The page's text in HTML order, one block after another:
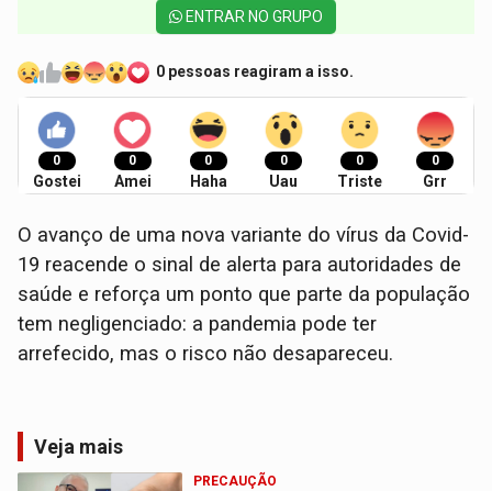
ENTRAR NO GRUPO
0 pessoas reagiram a isso.
0
Gostei
0
Amei
0
Haha
0
Uau
0
Triste
0
Grr
O avanço de uma nova variante do vírus da Covid-
19 reacende o sinal de alerta para autoridades de
saúde e reforça um ponto que parte da população
tem negligenciado: a pandemia pode ter
arrefecido, mas o risco não desapareceu.
Veja mais
PRECAUÇÃO